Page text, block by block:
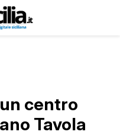
centro
Tavola